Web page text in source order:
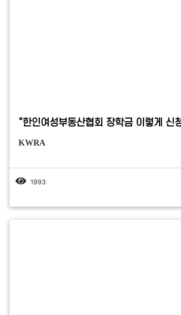
“한인여성부동산협회 장학금 이렇게 신
KWRA
1993